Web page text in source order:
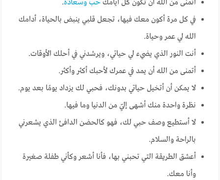
أتمنى من الله أن تكون كل أيامك حب وسعادة.
في كل مرة أكون معك فيها، تجعل قلبي ينبض بالحياة، أدامك
الله لي عمر وحياة.
أنت النور الذي يضيء لي حياتي، ويرشدني في أحلك الأوقات.
أتمنى من الله أن يمد في عمرك لأحبك أكثر وأكثر.
لا يمكن أن أتخيل حياتي بدونك، فحبي لك يزداد يومًا بعد يوم.
نظرة واحدة منك أشهى إليّ من الدنيا وما فيها.
لا أستطيع وصف حبي لك، فهو كالحضن الدافئ الذي يشعرني
بالراحة والسلام.
أعشق الطريقة التي تحبني بها، فأنا أشعر وكأني طفلة صغيرة
وأنا معك.